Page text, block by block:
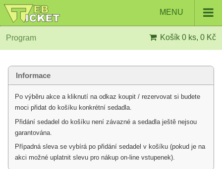
MENU
Program Košík 0 ks, 0 Kč
Informace
Po výběru akce a kliknutí na odkaz koupit / rezervovat si budete
moci přidat do košíku konkrétní sedadla.
Přidání sedadel do košíku není závazné a sedadla ještě nejsou
garantována.
Případná sleva se vybírá po přidání sedadel v košíku (pokud je na
akci možné uplatnit slevu pro nákup on-line vstupenek).